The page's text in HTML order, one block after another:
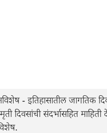
- इतिहासातील जागतिक
दिवसांची संदर्भासहित माहिती